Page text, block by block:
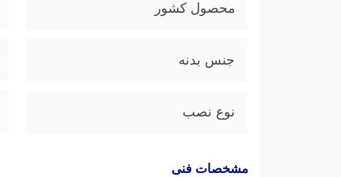
محصول کشور
جنس بدنه
نوع نصب
مشخصات فنی